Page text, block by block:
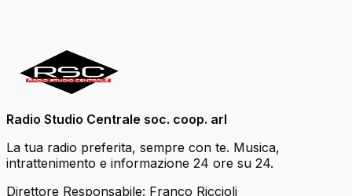
Radio Studio Centrale soc. coop. arl
La tua radio preferita, sempre con te. Musica,
intrattenimento e informazione 24 ore su 24.
Direttore Responsabile: Franco Riccioli